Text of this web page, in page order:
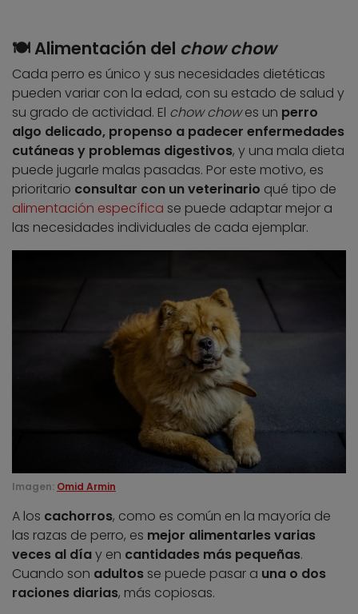
🍽️Alimentación del chow chow
Cada perro es único y sus necesidades dietéticas
pueden variar con la edad, con su estado de salud y
su grado de actividad. El chow chowes un perro
algo delicado, propenso a padecer enfermedades
cutáneas y problemas digestivos, y una mala dieta
puede jugarle malas pasadas. Por este motivo, es
prioritario consultar con un veterinario qué tipo de
alimentación específica se puede adaptar mejor a
las necesidades individuales de cada ejemplar.
Imagen: Omid Armin
A los cachorros, como es común en la mayoría de
las razas de perro, es mejor alimentarles varias
veces al díay en cantidades más pequeñas.
Cuando son adultos se puede pasar a una o dos
raciones diarias, más copiosas.